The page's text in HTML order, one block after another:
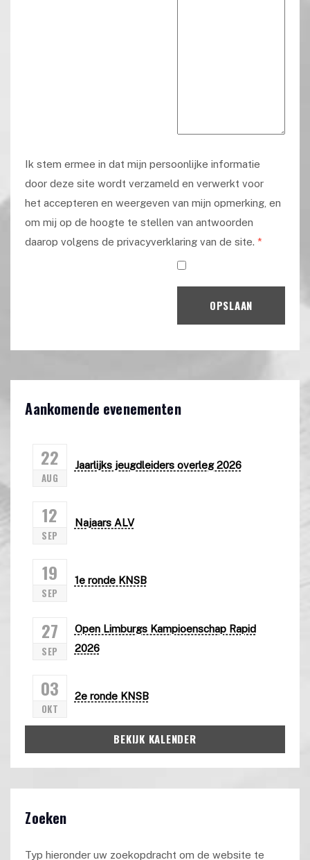
Ik stem ermee in dat mijn persoonlijke informatie
door deze site wordt verzameld en verwerkt voor
het accepteren en weergeven van mijn opmerking, en
om mij op de hoogte te stellen van antwoorden
daarop volgens de privacyverklaring van de site. *
OPSLAAN
Aankomende evenementen
22
AUG
Jaarlijks jeugdleiders overleg 2026
12
SEP
Najaars ALV
19
SEP
1e ronde KNSB
27
SEP
Open Limburgs Kampioenschap Rapid
2026
03
OKT
2e ronde KNSB
BEKIJK KALENDER
Zoeken
Typ hieronder uw zoekopdracht om de website te